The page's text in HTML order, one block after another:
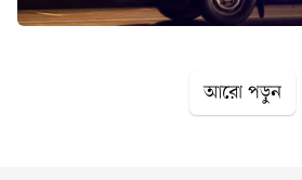
আরো পড়ুন